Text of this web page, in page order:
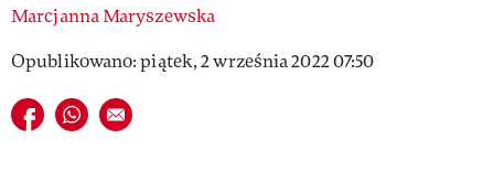
Marcjanna Maryszewska
Opublikowano: piątek, 2 września 2022 07:50
Udostępnij na facebook
Udostępnij na whatsapp
E-mail do przyjaciela